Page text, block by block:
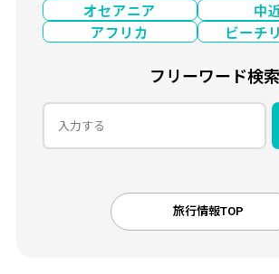
オセアニア
中
アフリカ
ビーチ
フリーワード検索
旅行情報TOP